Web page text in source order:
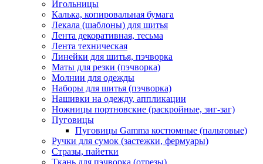
Игольницы
Калька, копировальная бумага
Лекала (шаблоны) для шитья
Лента декоративная, тесьма
Лента техническая
Линейки для шитья, пэчворка
Маты для резки (пэчворка)
Молнии для одежды
Наборы для шитья (пэчворка)
Нашивки на одежду, аппликации
Ножницы портновские (раскройные, зиг-заг)
Пуговицы
Пуговицы Gamma костюмные (пальтовые)
Ручки для сумок (застежки, фермуары)
Стразы, пайетки
Ткань для пэчворка (отрезы)